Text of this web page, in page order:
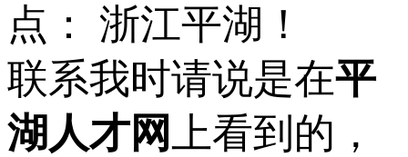
点： 浙江平湖！
联系我时请说是在平
湖人才网
上看到的，